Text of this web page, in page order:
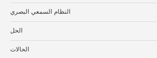
النظام السمعي البصري
الحل
الحالات